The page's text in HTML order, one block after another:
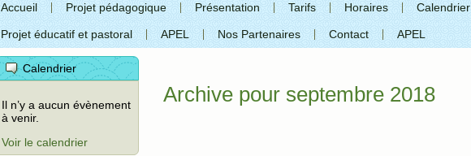
Accueil Projet pédagogique Présentation Tarifs Horaires Calendrier
Projet éducatif et pastoral APEL Nos Partenaires Contact APEL
Calendrier
Il n’y a aucun évènement
à venir.
Voir le calendrier
Archive pour septembre 2018